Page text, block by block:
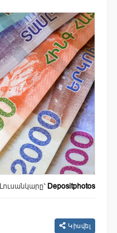
Լուսանկարը՝ Depositphotos
Կիսվել